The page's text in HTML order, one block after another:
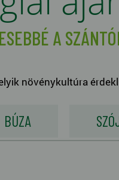
A
növénykultúra
BÚZA